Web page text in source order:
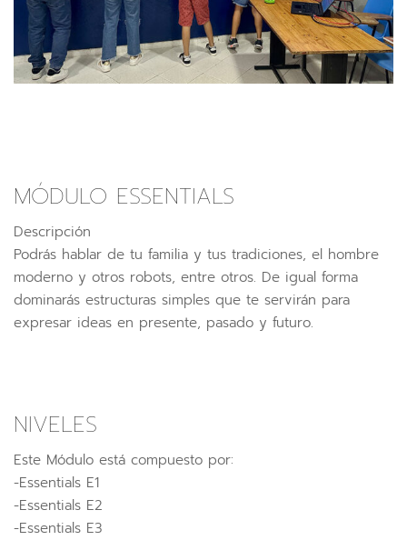
MÓDULO ESSENTIALS
Descripción
Podrás hablar de tu familia y tus tradiciones, el hombre
moderno y otros robots, entre otros. De igual forma
dominarás estructuras simples que te servirán para
expresar ideas en presente, pasado y futuro.
NIVELES
Este Módulo está compuesto por:
-Essentials E1
-Essentials E2
-Essentials E3